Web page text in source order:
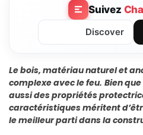
Suivez
Discover
Le bois, matériau naturel et
complexe avec le feu. Bien
aussi des propriétés
caractéristiques méritent
le meilleur parti dans la